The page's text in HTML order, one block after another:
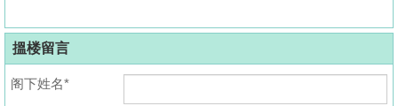
搵楼留言
阁下姓名*